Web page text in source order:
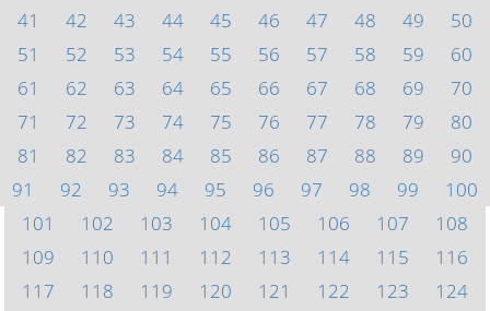
41
42 43 44 45 46 47 48 49
50
51
52 53 54 55 56 57 58 59
60
61
62 63 64 65 66 67 68 69
70
71
72 73 74 75 76 77 78 79
80
81
82 83 84 85 86 87 88 89
90
91
92 93 94 95 96 97 98 99
100
101
102 103 104 105 106 107
108
109
110 111 112 113 114 115
116
117
118 119 120 121 122 123
124